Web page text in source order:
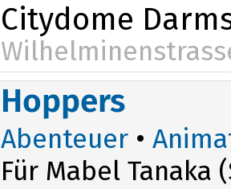
Citydome
20:15
Hoppers
Abenteuer •
Für Mabel